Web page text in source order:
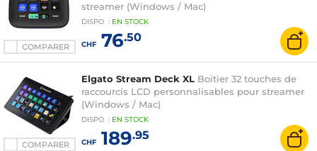
COMPARER
streamer (Windows / Mac)
DISPO : EN STOCK
CHF76.50
COMPARER
Elgato Stream Deck XL Boitier 32 touches de
raccourcis LCD personnalisables pour streamer
(Windows / Mac)
DISPO : EN STOCK
CHF189.95